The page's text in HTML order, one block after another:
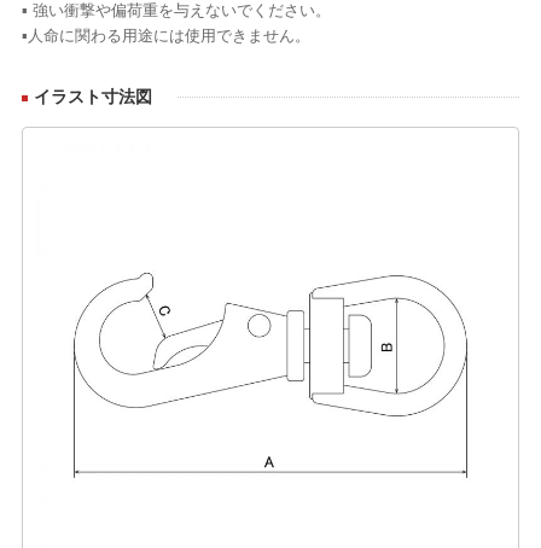
▪ 強い衝撃や偏荷重を与えないでください。
▪人命に関わる用途には使用できません。
イラスト寸法図